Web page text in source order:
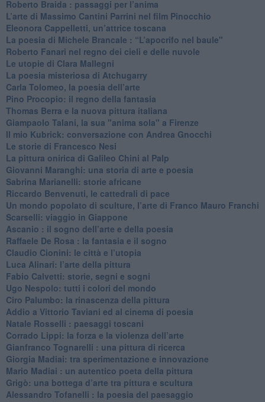
​Roberto Braida : passaggi per l’anima
​L’arte di Massimo Cantini Parrini nel film Pinocchio
Eleonora Cappelletti, un’attrice toscana
​La poesia di Michele Brancale : “L’apocrifo nel baule"
Roberto Fanari nel regno dei cieli e delle nuvole
Le utopie di Clara Mallegni
​La poesia misteriosa di Atchugarry
Carla Tolomeo, la poesia dell’arte
Pino Procopio: il regno della fantasia
Thomas Berra e la nuova pittura italiana
Giampaolo Talani, la sua "anima sola" a Firenze
Il mio Kubrick: conversazione con Andrea Gnocchi
Le storie di Francesco Nesi
​La pittura onirica di Galileo Chini al Palp
​Giovanni Maranghi: una storia di arte e poesia
Sabrina Marianelli: storie africane
​Riccardo Benvenuti, le cattedrali di pace
​Un mondo popolato di sculture, l’arte di Franco Mauro Franchi
​Scarselli: viaggio in Giappone
​Ascanio : il sogno dell’arte e della poesia
Raffaele De Rosa : la fantasia e il sogno
​Claudio Cionini: le città e l’utopia
Luca Alinari: l’arte della pittura
​Fabio Calvetti: storie, segni e sogni
Ugo Nespolo: tutti i colori del mondo
​Ciro Palumbo: la rinascenza della pittura
​Addio a Vittorio Taviani ed al cinema di poesia
​Natale Rosselli : paesaggi toscani
​Corrado Lippi: la forza e la violenza dell’arte
Gianfranco Tognarelli : una pittura di ricerca
Giorgia Madiai: tra sperimentazione e innovazione
Mario Madiai : un autentico poeta della pittura
Grigò: una bottega d’arte tra pittura e scultura
Alessandro Tofanelli : la poesia del paesaggio